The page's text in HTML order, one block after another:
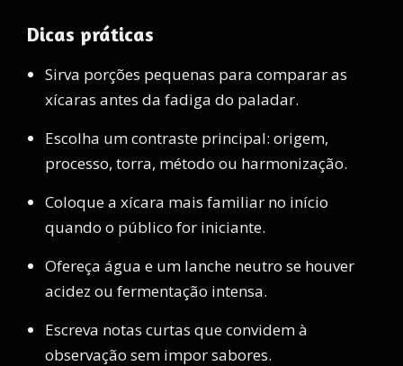
Dicas práticas
Sirva porções pequenas para comparar as
xícaras antes da fadiga do paladar.
Escolha um contraste principal: origem,
processo, torra, método ou harmonização.
Coloque a xícara mais familiar no início
quando o público for iniciante.
Ofereça água e um lanche neutro se houver
acidez ou fermentação intensa.
Escreva notas curtas que convidem à
observação sem impor sabores.